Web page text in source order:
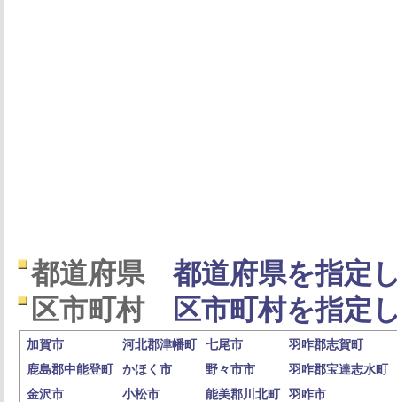
都道府県
都道府県を指定
区市町村
区市町村を指定
加賀市 河北郡津幡町 七尾市
羽咋郡志賀町
鹿島郡中能登町
かほく市 野々市市
羽咋郡宝達志水町
金沢市
小松市 能美郡川北町
羽咋市